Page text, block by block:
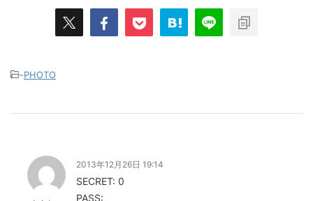
-PHOTO
2013年12月26日 19:14
SECRET: 0
PASS: